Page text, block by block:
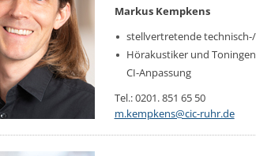
Markus Kemp­kens
stell­ver­tre­ten­de
Hör­akus­ti­kerund
CI-An­pas­sung
Tel.: 0201. 851 65 50
m.​kempkens@​cic-ruhr.​de